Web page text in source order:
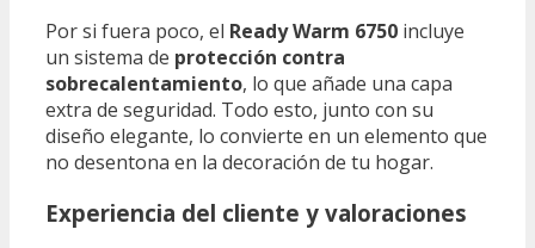
Por si fuera poco, el Ready Warm 6750 incluye
un sistema de protección contra
sobrecalentamiento, lo que añade una capa
extra de seguridad. Todo esto, junto con su
diseño elegante, lo convierte en un elemento que
no desentona en la decoración de tu hogar.
Experiencia del cliente y valoraciones